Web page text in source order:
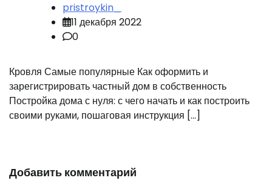
pristroykin_
11 декабря 2022
0
Кровля Самые популярные Как оформить и
зарегистрировать частный дом в собственность
Постройка дома с нуля: с чего начать и как построить
своими руками, пошаговая инструкция […]
Добавить комментарий